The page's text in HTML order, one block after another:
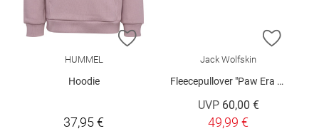
ZUR WUNSCHLISTE HINZUFÜGEN
HUMMEL
Hoodie
37,95 €
ZUR
Jack Wolfskin
Fleecepullover "Paw Era 100 W"
UVP 60,00 €
49,99 €